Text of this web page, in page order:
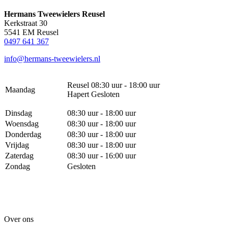
Hermans Tweewielers Reusel
Kerkstraat 30
5541 EM Reusel
0497 641 367
info@hermans-tweewielers.nl
Maandag
Reusel 08:30 uur - 18:00 uur
Hapert Gesloten
Dinsdag
08:30 uur - 18:00 uur
Woensdag
08:30 uur - 18:00 uur
Donderdag
08:30 uur - 18:00 uur
Vrijdag
08:30 uur - 18:00 uur
Zaterdag
08:30 uur - 16:00 uur
Zondag
Gesloten
Over ons